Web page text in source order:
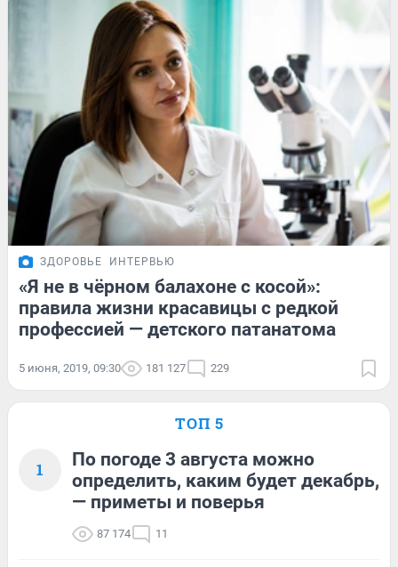
ЗДОРОВЬЕ ИНТЕРВЬЮ
«Я не в чёрном балахоне с косой»:
правила жизни красавицы с редкой
профессией — детского патанатома
5 июня, 2019, 09:30 181 127 229
ТОП 5
1
По погоде 3 августа можно
определить, каким будет декабрь,
— приметы и поверья
87 174 11